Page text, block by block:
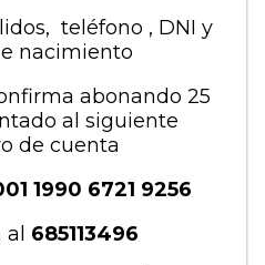
teléfono , DNI y
nacimiento
abonando 25
al siguiente
de cuenta
1990 6721 9256
685113496